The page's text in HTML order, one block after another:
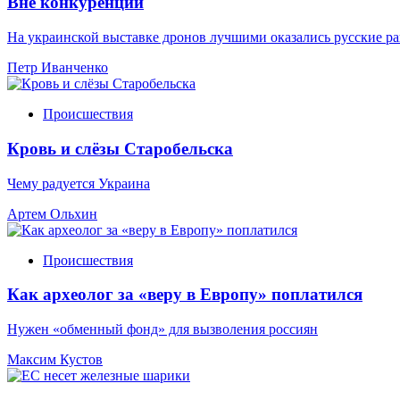
На украинской выставке дронов лучшими оказались русские
Петр Иванченко
Происшествия
Кровь и слёзы Старобельска
Чему радуется Украина
Артем Ольхин
Происшествия
Как археолог за «веру в Европу» поплатился
Нужен «обменный фонд» для вызволения россиян
Максим Кустов